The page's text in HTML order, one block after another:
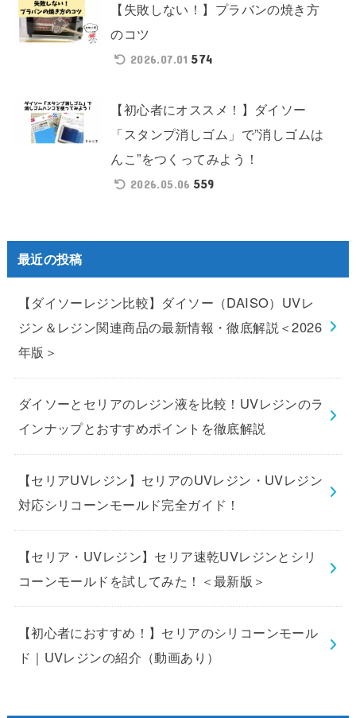
【失敗しない！】プラバンの焼き方
のコツ
2026.07.01 574
【初心者にオススメ！】ダイソー
「スタンプ消しゴム」で”消しゴムは
んこ”をつくってみよう！
2026.05.06 559
最近の投稿
【ダイソーレジン比較】ダイソー（DAISO）UVレ
ジン＆レジン関連商品の最新情報・徹底解説＜2026
年版＞
ダイソーとセリアのレジン液を比較！UVレジンのラ
インナップとおすすめポイントを徹底解説
【セリアUVレジン】セリアのUVレジン・UVレジン
対応シリコーンモールド完全ガイド！
【セリア・UVレジン】セリア速乾UVレジンとシリ
コーンモールドを試してみた！＜最新版＞
【初心者におすすめ！】セリアのシリコーンモール
ド｜UVレジンの紹介（動画あり）